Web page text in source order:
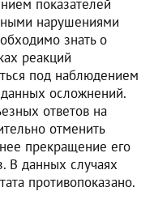
показателей
нарушениями
знать о
реакций
под наблюдением
осложнений.
ответов на
отменить
прекращение его
В данных случаях
противопоказано.